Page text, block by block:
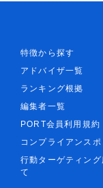
特徴から探す
アドバイザ一覧
ランキング根拠
編集者一覧
PORT会員利用規約
コンプライアンスポ
行動ターゲティン
て